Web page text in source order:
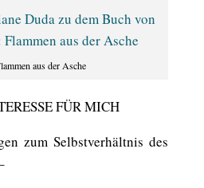
aus der Asche
FÜR MICH
zum Selbstverhältnis des